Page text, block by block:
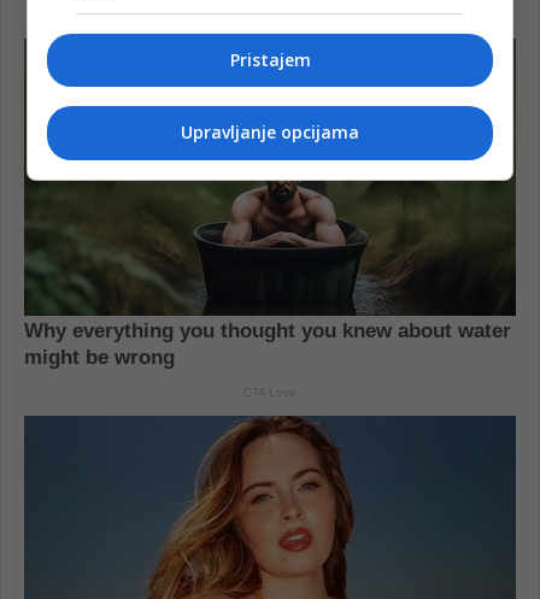
Pristajem
Upravljanje opcijama